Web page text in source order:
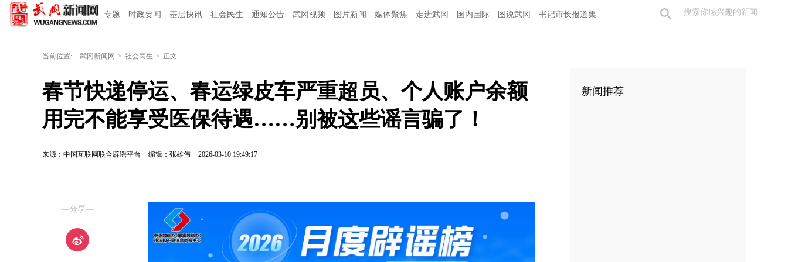
专题 时政要闻 基层快讯 社会民生 通知公告 武冈视频 图片新闻 媒体聚焦 走进武冈 国内国际 图说武冈 书记市长报道集
当前位置: 武冈新闻网 > 社会民生 > 正文
春节快递停运、春运绿皮车严重超员、个人账户余额
用完不能享受医保待遇……别被这些谣言骗了！
来源：中国互联网联合辟谣平台 编辑：张雄伟 2026-03-10 19:49:17
—分享—
新闻推荐